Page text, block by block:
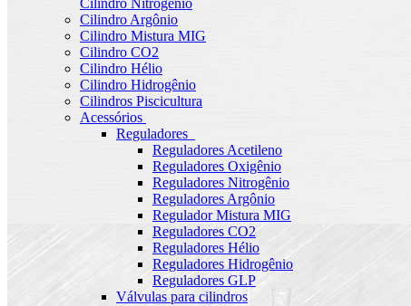
Cilindro Nitrogênio
Cilindro Argônio
Cilindro Mistura MIG
Cilindro CO2
Cilindro Hélio
Cilindro Hidrogênio
Cilindros Piscicultura
Acessórios
Reguladores
Reguladores Acetileno
Reguladores Oxigênio
Reguladores Nitrogênio
Reguladores Argônio
Regulador Mistura MIG
Reguladores CO2
Reguladores Hélio
Reguladores Hidrogênio
Reguladores GLP
Válvulas para cilindros